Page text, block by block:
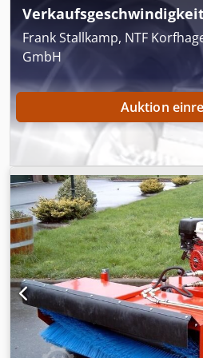
Frank Stallkamp, NTF
GmbH
Auktion